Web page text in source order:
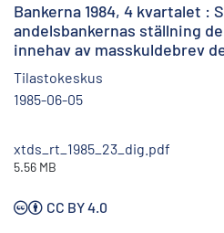
Bankerna 1984, 4 kvartalet :
andelsbankernas ställning
innehav av masskuldebrev
Tilastokeskus
1985-06-05
xtds_rt_1985_23_dig.pdf
5.56 MB
CC BY 4.0